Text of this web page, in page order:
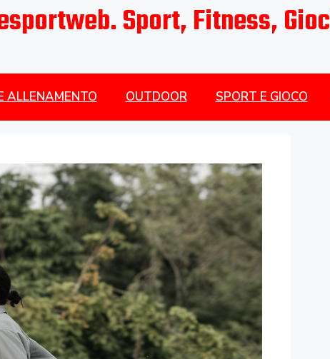
Sport, Fitness,
ALLENAMENTO OUTDOOR SPORT E GIOCO